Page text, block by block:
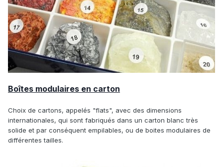
Boîtes modulaires en carton
Choix de cartons, appelés "flats", avec des dimensions
internationales, qui sont fabriqués dans un carton blanc très
solide et par conséquent empilables, ou de boites modulaires de
différentes tailles.